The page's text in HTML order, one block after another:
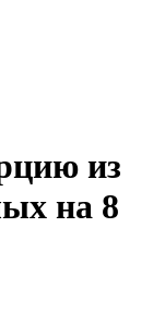
из
на 8